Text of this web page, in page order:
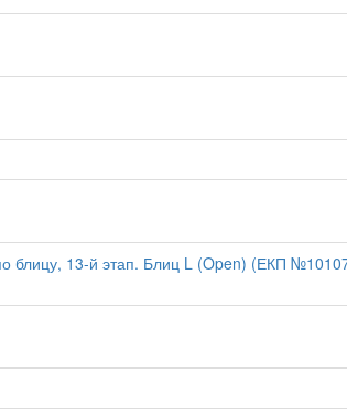
блицу, 13-й этап. Блиц L (Open) (ЕКП